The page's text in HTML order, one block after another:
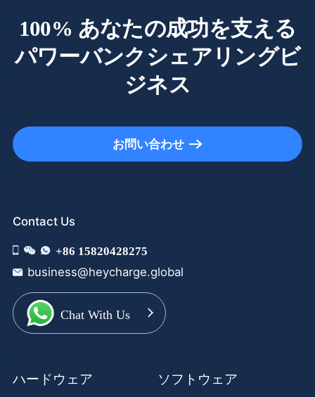
100% あなたの成功を支える
パワーバンクシェアリングビ
ジネス
お問い合わせ
Contact Us
+86 15820428275
business@heycharge.global
Chat With Us
ハードウェア ソフトウェア